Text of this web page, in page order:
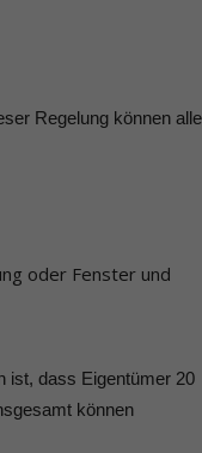
Regelung können alle
oder Fenster und
ist, dass Eigentümer 20
können